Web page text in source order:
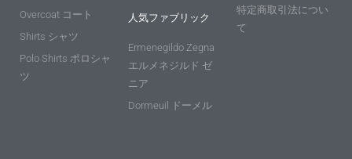
Overcoat コート
Shirts シャツ
Polo Shirts ポロシャ
ツ
人気ファブリック
Ermenegildo Zegna
エルメネジルド ゼ
ニア
Dormeuil ドーメル
特定商取引法につい
て